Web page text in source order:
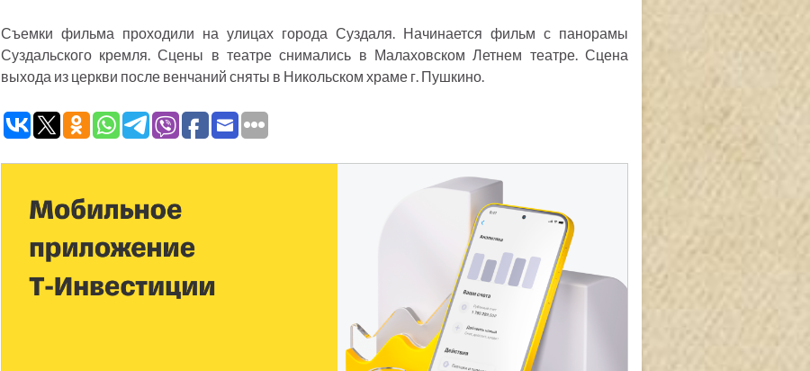
Съемки фильма проходили на улицах города Суздаля. Начинается фильм с панорамы
Суздальского кремля. Сцены в театре снимались в Малаховском Летнем театре. Сцена
выхода из церкви после венчаний сняты в Никольском храме г. Пушкино.